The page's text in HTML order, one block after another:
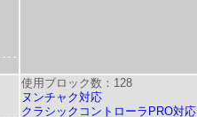
使用ブロック数：128
ヌンチャク対応
クラシックコントローラPRO対応